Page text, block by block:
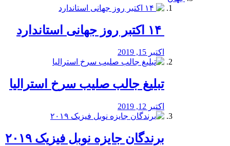
اکتبر 15, 2019
تبلیغ جالب صلیب سرخ استرالیا
اکتبر 12, 2019
برندگان جایزه نوبل فیزیک ۲۰۱۹